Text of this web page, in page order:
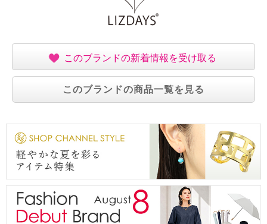
このブランドの新着情報を受け取る
このブランドの商品一覧を見る